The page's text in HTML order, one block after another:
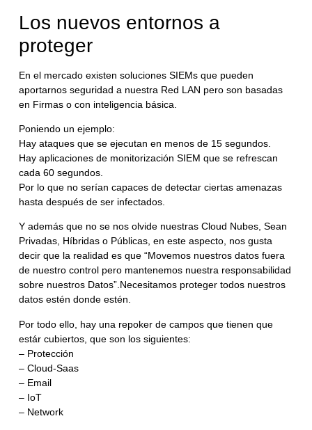
Los nuevos entornos a
proteger
En el mercado existen soluciones SIEMs que pueden
aportarnos seguridad a nuestra Red LAN pero son basadas
en Firmas o con inteligencia básica.
Poniendo un ejemplo:
Hay ataques que se ejecutan en menos de 15 segundos.
Hay aplicaciones de monitorización SIEM que se refrescan
cada 60 segundos.
Por lo que no serían capaces de detectar ciertas amenazas
hasta después de ser infectados.
Y además que no se nos olvide nuestras Cloud Nubes, Sean
Privadas, Híbridas o Públicas, en este aspecto, nos gusta
decir que la realidad es que “Movemos nuestros datos fuera
de nuestro control pero mantenemos nuestra responsabilidad
sobre nuestros Datos”.Necesitamos proteger todos nuestros
datos estén donde estén.
Por todo ello, hay una repoker de campos que tienen que
estár cubiertos, que son los siguientes:
– Protección
– Cloud-Saas
– Email
– IoT
– Network